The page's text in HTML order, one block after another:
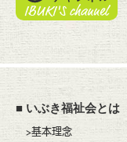
■ いぶき福祉会とは
>基本理念